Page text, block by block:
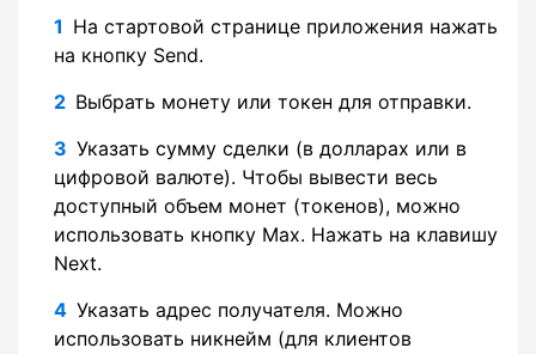
На стартовой странице приложения нажать
на кнопку Send.
Выбрать монету или токен для отправки.
Указать сумму сделки (в долларах или в
цифровой валюте). Чтобы вывести весь
доступный объем монет (токенов), можно
использовать кнопку Max. Нажать на клавишу
Next.
Указать адрес получателя. Можно
использовать никнейм (для клиентов